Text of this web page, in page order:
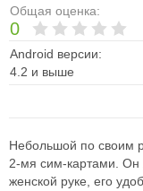
Общая оценка:
0
Android версии:
4.2 и выше
Небольшой по своим
2-мя сим-картами. Он
женской руке, его